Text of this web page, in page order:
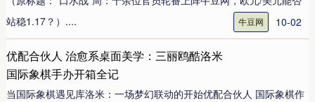
站稳1.17？）....
10-02
牛豆网
优配合伙人 治愈系桌面美学：三丽鸥酷洛米
国际象棋手办开箱全记
当国际象棋遇见库洛米：一场梦幻联动的开始优配合伙人 国际象棋作